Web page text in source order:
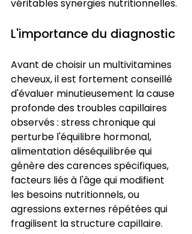
véritables synergies nutritionnelles.
L'importance du diagnostic
Avant de choisir un multivitamines
cheveux, il est fortement conseillé
d'évaluer minutieusement la cause
profonde des troubles capillaires
observés : stress chronique qui
perturbe l'équilibre hormonal,
alimentation déséquilibrée qui
génère des carences spécifiques,
facteurs liés à l'âge qui modifient
les besoins nutritionnels, ou
agressions externes répétées qui
fragilisent la structure capillaire.